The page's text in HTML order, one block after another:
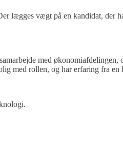
lægges vægt på en kandidat, der
med
med rollen, og har erfaring fra en